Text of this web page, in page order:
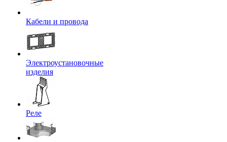
Кабели и провода
Электроустановочные
изделия
Реле